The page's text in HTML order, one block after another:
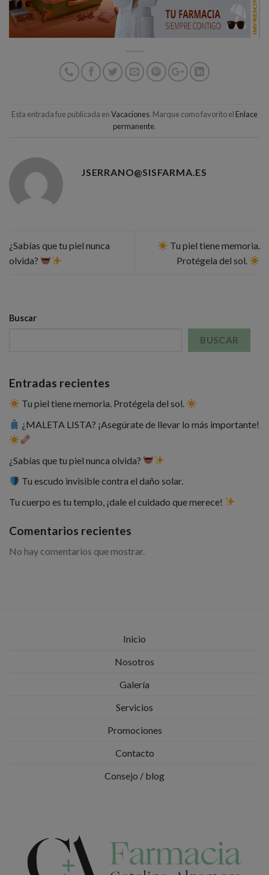
Esta entrada fue publicada enVacaciones. Marque como favorito el Enlace
permanente.
JSERRANO@SISFARMA.ES
¿Sabías que tu piel nunca
olvida?
Tu piel tiene memoria.
Protégela del sol.
Buscar
BUSCAR
Entradas recientes
Tu piel tiene memoria. Protégela del sol.
¿MALETA LISTA? ¡Asegúrate de llevar lo más importante!
¿Sabías que tu piel nunca olvida?
Tu escudo invisible contra el daño solar.
Tu cuerpo es tu templo, ¡dale el cuidado que merece!
Comentarios recientes
No hay comentarios que mostrar.
Inicio
Nosotros
Galería
Servicios
Promociones
Contacto
Consejo / blog